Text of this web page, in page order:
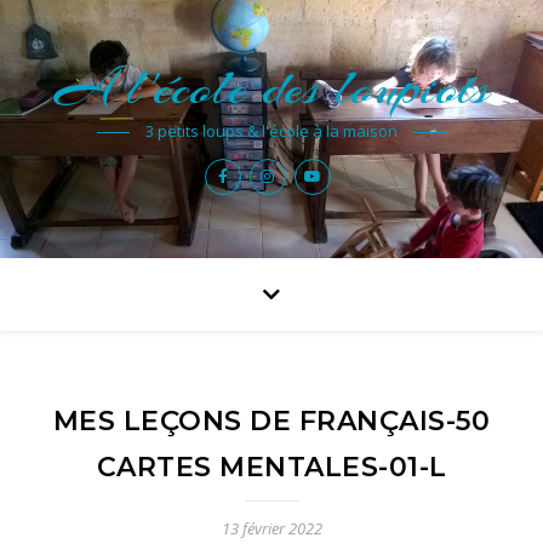
A l'école des loupiots
3 petits loups & l'école à la maison
MES LEÇONS DE FRANÇAIS-50
CARTES MENTALES-01-L
13 février 2022